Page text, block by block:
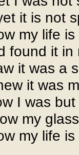
it is not
my life
found it in
it was a
it was
I was
my
my life